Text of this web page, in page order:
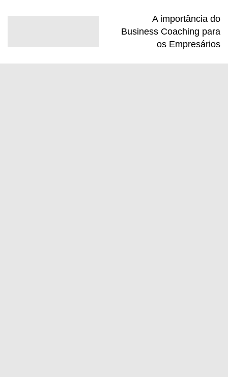
A importância do
Business Coaching para
os Empresários